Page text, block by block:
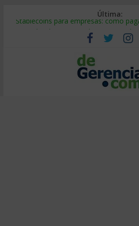
Última:
Stablecoins para empresas: cómo
Despido silencioso: qué es y por qué
IA en selección de personal: cómo
Trabajo forzoso en la cadena de
Mercado hispano de EE. UU.: cómo